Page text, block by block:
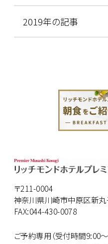
2019年の記事
〒211-0004
神奈川県川崎市中原区新
FAX:044-430-0078
ご予約専用（受付時間9:00～